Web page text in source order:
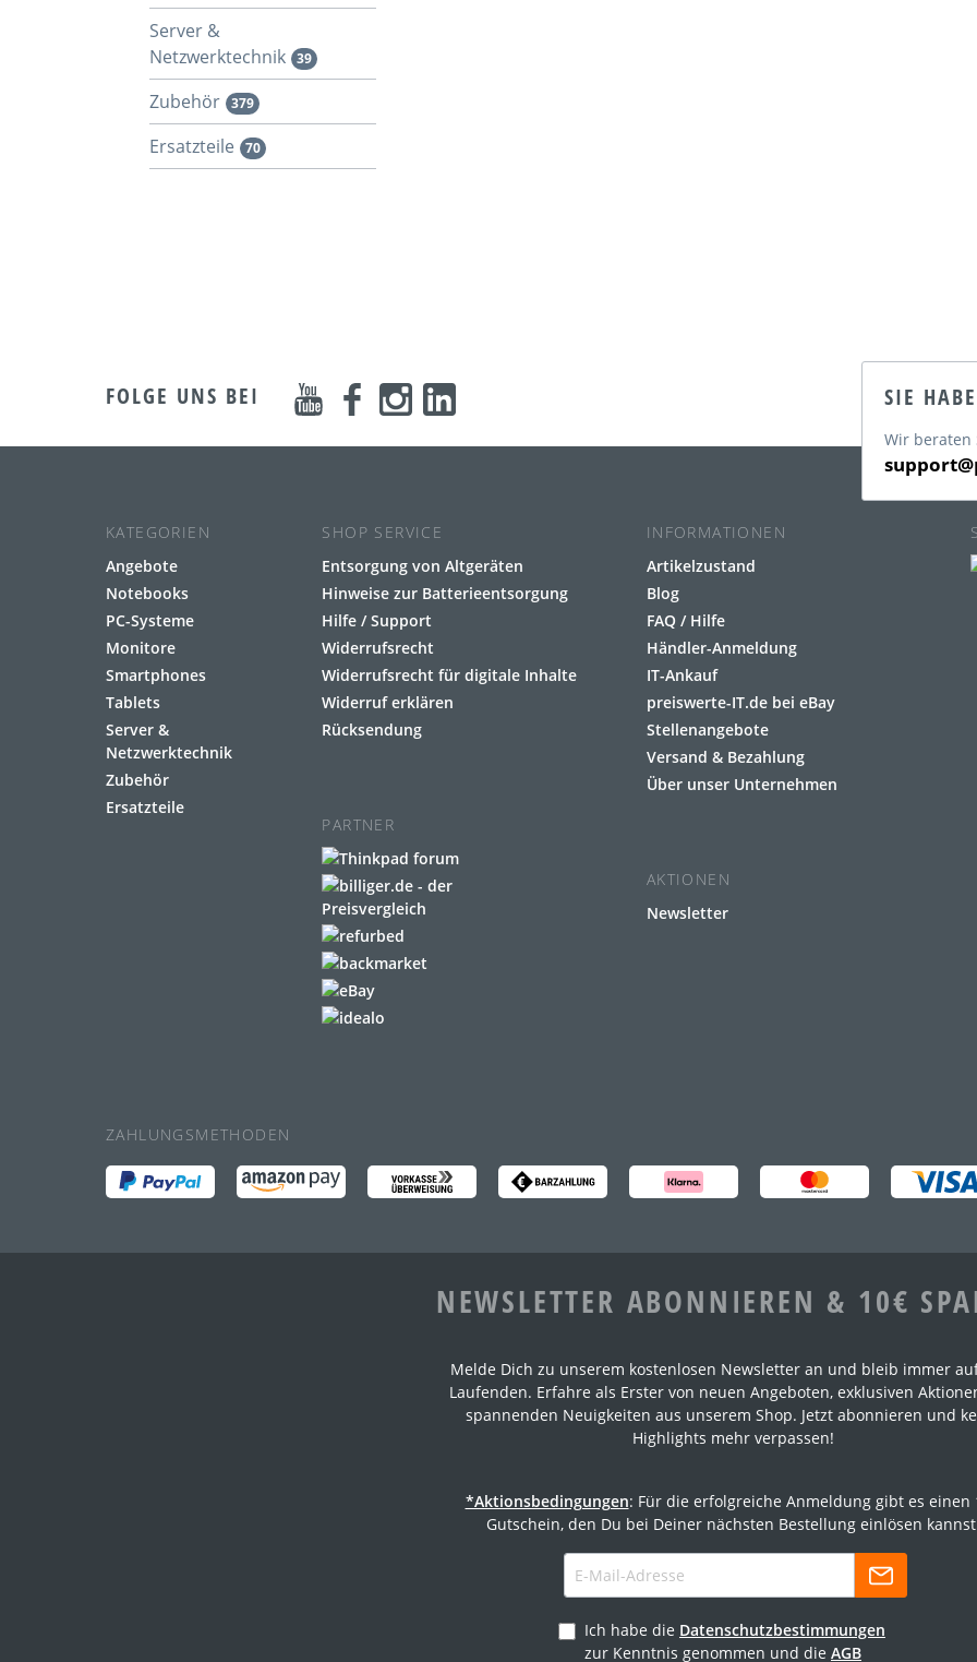
Server &
Netzwerktechnik 39
Zubehör 379
Ersatzteile 70
FOLGE UNS BEI SIE
Wir beraten
KATEGORIEN
Angebote
Notebooks
PC-Systeme
Monitore
Smartphones
Tablets
Server &
Netzwerktechnik
Zubehör
Ersatzteile
SHOP SERVICE
Entsorgung von Altgeräten
Hinweise zur Batterieentsorgung
Hilfe / Support
Widerrufsrecht
Widerrufsrecht für digitale Inhalte
Widerruf erklären
Rücksendung
PARTNER
INFORMATIONEN
Artikelzustand
Blog
FAQ / Hilfe
Händler-Anmeldung
IT-Ankauf
preiswerte-IT.de bei eBay
Stellenangebote
Versand & Bezahlung
Über unser Unternehmen
AKTIONEN
Newsletter
ZAHLUNGSMETHODEN
NEWSLETTER ABONNIEREN & 10€
Melde Dich zu unserem kostenlosen Newsletter an und bleib immer
Laufenden. Erfahre als Erster von neuen Angeboten, exklusiven
spannenden Neuigkeiten aus unserem Shop. Jetzt abonnieren und
Highlights mehr verpassen!
*Aktionsbedingungen: Für die erfolgreiche Anmeldung gibt es einen
Gutschein, den Du bei Deiner nächsten Bestellung einlösen
Ich habe die Datenschutzbestimmungen
zur Kenntnis genommen und die AGB